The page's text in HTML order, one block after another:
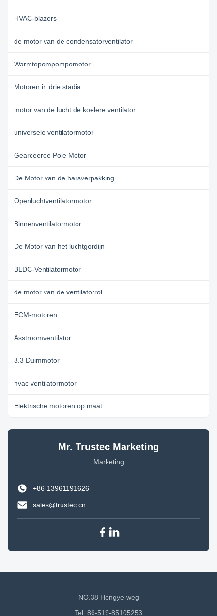
HVAC-blazers
de motor van de condensatorventilator
Warmtepompompomotor
Motoren in drie stadia
motor van de lucht de koelere ventilator
universele ventilatormotor
Gearceerde Pole Motor
De Motor van de harsverpakking
Openluchtventilatormotor
Binnenventilatormotor
De Motor van het luchtgordijn
BLDC-Ventilatormotor
de motor van de ventilatorrol
ECM-motoren
Asstroomventilator
3.3 Duimmotor
hvac ventilatormotor
Elektrische motoren op maat
Mr. Trustec Marketing
Marketing
+86-13961191626
sales@trustec.cn
NO.38 Hongye-weg
Tel: 86-519-85105253